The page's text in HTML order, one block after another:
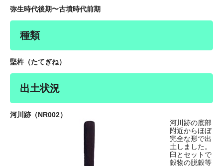
弥生時代後期〜古墳時代前期
種類
堅杵（たてぎね）
出土状況
河川跡（NR002）
河川跡の底部
附近からほぼ
完全な形で出
土しました。
臼とセットで
穀物の脱穀等